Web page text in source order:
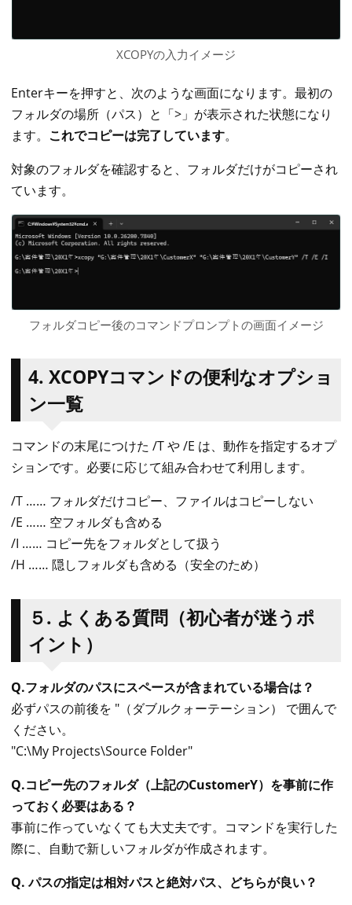
XCOPYの入力イメージ
Enterキーを押すと、次のような画面になります。最初の
フォルダの場所（パス）と「>」が表示された状態になり
ます。 これでコピーは完了しています。
対象のフォルダを確認すると、フォルダだけがコピーされ
ています。
フォルダコピー後のコマンドプロンプトの画面イメージ
4. XCOPYコマンドの便利なオプショ
ン一覧
コマンドの末尾につけた /T や /E は、動作を指定するオプ
ションです。必要に応じて組み合わせて利用します。
/T …… フォルダだけコピー、ファイルはコピーしない
/E …… 空フォルダも含める
/I …… コピー先をフォルダとして扱う
/H …… 隠しフォルダも含める（安全のため）
５. よくある質問（初心者が迷うポ
イント）
Q.フォルダのパスにスペースが含まれている場合は？
必ずパスの前後を "（ダブルクォーテーション） で囲んで
ください。
"C:\My Projects\Source Folder"
Q.コピー先のフォルダ（上記のCustomerY）を事前に作
っておく必要はある？
事前に作っていなくても大丈夫です。コマンドを実行した
際に、自動で新しいフォルダが作成されます。
Q. パスの指定は相対パスと絶対パス、どちらが良い？